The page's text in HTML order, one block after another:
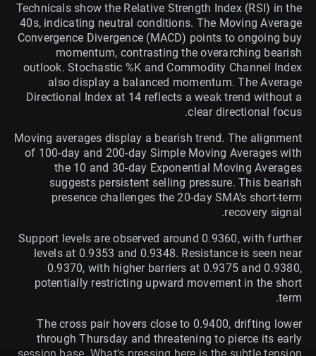
Technicals show the Relative Strength Index (RSI) in the
40s, indicating neutral conditions. The Moving Average
Convergence Divergence (MACD) points to ongoing buy
momentum, contrasting the overarching bearish
outlook. Stochastic %K and Commodity Channel Index
also display a balanced momentum. The Average
Directional Index at 14 reflects a weak trend without a
clear directional focus.
Moving averages display a bearish trend. The alignment
of 100-day and 200-day Simple Moving Averages with
the 10 and 30-day Exponential Moving Averages
suggests persistent selling pressure. This bearish
presence challenges the 20-day SMA’s short-term
recovery signal.
Support levels are observed around 0.9360, with further
levels at 0.9353 and 0.9348. Resistance is seen near
0.9370, with higher barriers at 0.9375 and 0.9380,
potentially restricting upward movement in the short
term.
The cross pair hovers close to 0.9400, drifting lower
through Thursday and threatening to pierce its early